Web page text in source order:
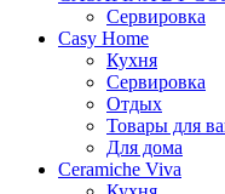
Сервировка
Casy Home
Кухня
Сервировка
Отдых
Товары для
Для дома
Ceramiche Viva